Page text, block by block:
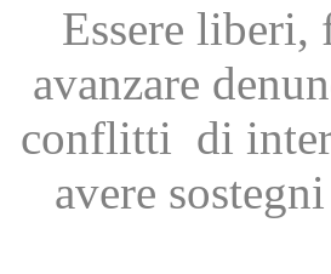
Essere
avanzare
conflitti di
avere